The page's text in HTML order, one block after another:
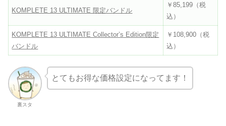
KOMPLETE 13 ULTIMATE 限定バンドル
￥85,199（税
込）
KOMPLETE 13 ULTIMATE Collector’s Edition限定
バンドル
￥108,900（税
込）
裏スタ
とてもお得な価格設定になってます！